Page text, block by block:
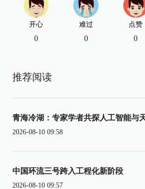
开心
0
难过
0
点赞
0
推荐阅读
青海冷湖：专家学者共探人工智能与
2026-08-10 09:58
中国环流三号跨入工程化新阶段
2026-08-10 09:57